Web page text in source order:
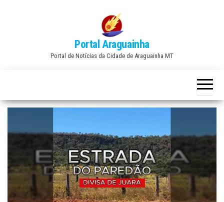
Portal Araguainha
Portal de Notícias da Cidade de Araguainha MT